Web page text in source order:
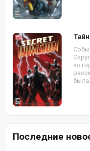
Последние